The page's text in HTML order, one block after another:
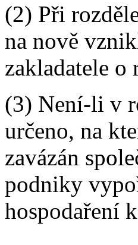
(2) Při
na nově
zakladatele o
(3) Není-li v
určeno, na
zavázán
podniky
hospodaření